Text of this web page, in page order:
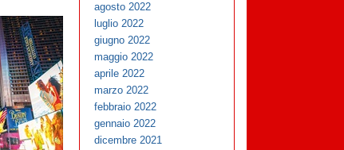
agosto 2022
luglio 2022
giugno 2022
maggio 2022
aprile 2022
marzo 2022
febbraio 2022
gennaio 2022
dicembre 2021